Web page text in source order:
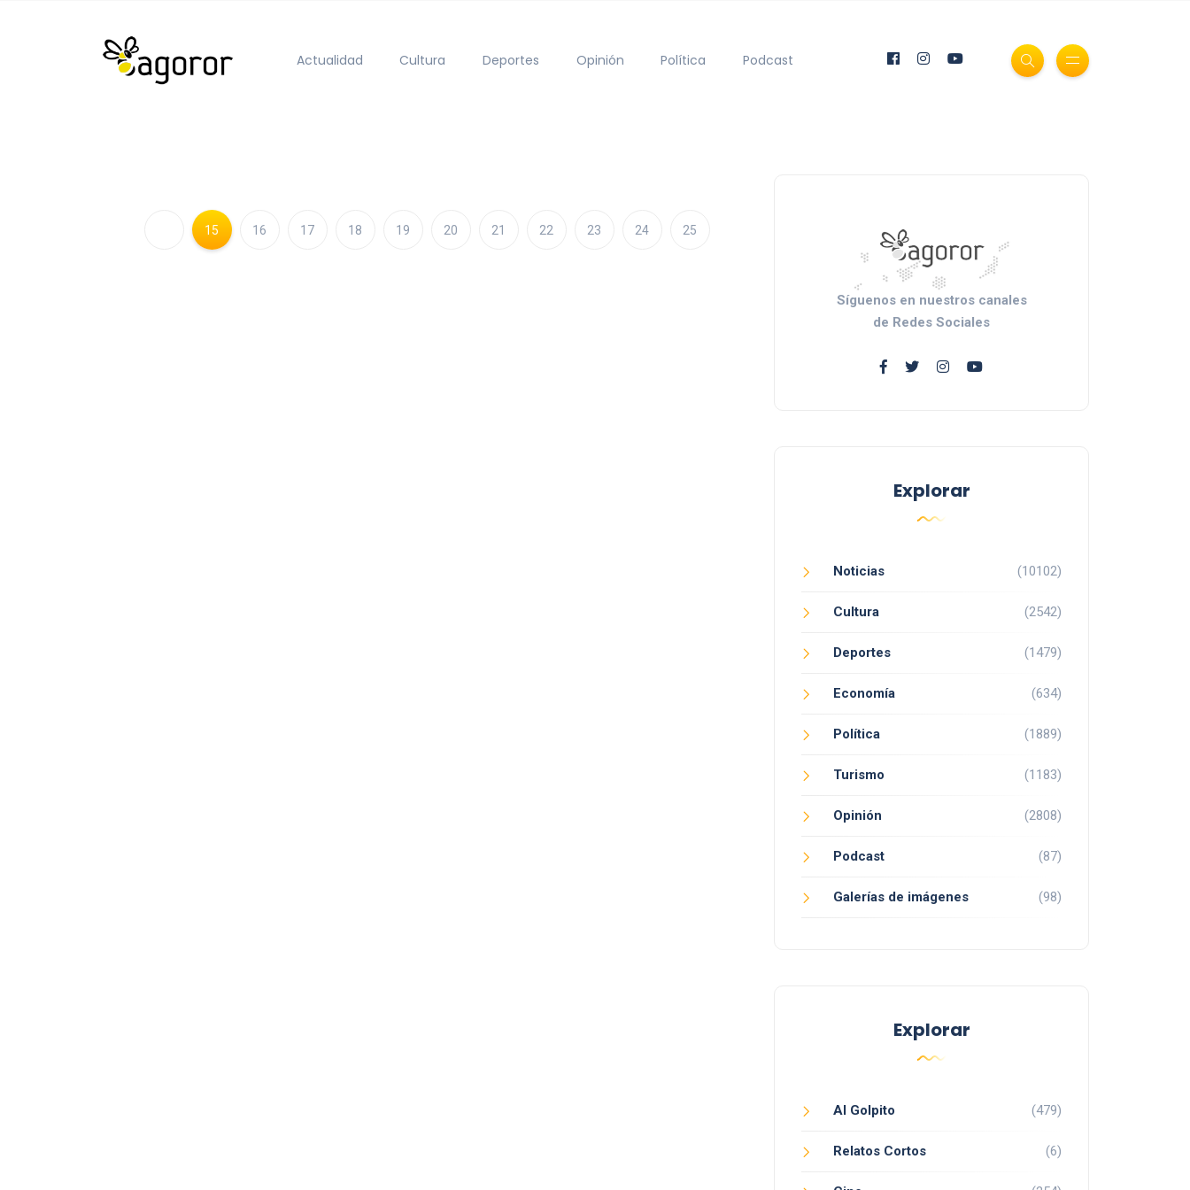
Actualidad Cultura Deportes Opinión Política Podcast
15 16 17 18 19 20 21 22 23 24 25
Síguenos en nuestros canales
de Redes Sociales
Explorar
Noticias (10102)
Cultura (2542)
Deportes (1479)
Economía (634)
Política (1889)
Turismo (1183)
Opinión (2808)
Podcast (87)
Galerías de imágenes (98)
Explorar
Al Golpito (479)
Relatos Cortos (6)